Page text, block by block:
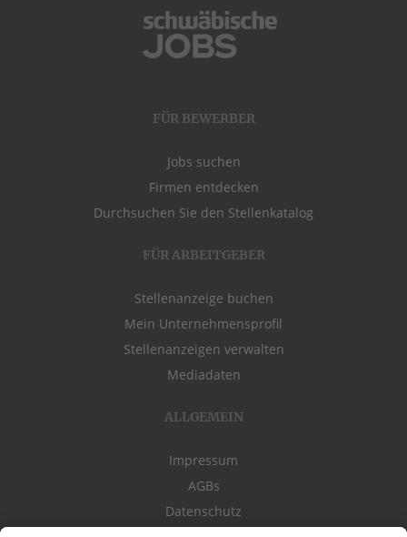
FÜR BEWERBER
Jobs suchen
Firmen entdecken
Durchsuchen Sie den Stellenkatalog
FÜR ARBEITGEBER
Stellenanzeige buchen
Mein Unternehmensprofil
Stellenanzeigen verwalten
Mediadaten
ALLGEMEIN
Impressum
AGBs
Datenschutz